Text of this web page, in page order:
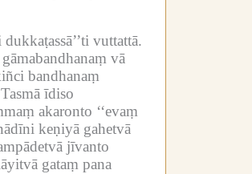
vuttattā.
vā
bandhanaṃ
Tasmā īdiso
akaronto ‘‘evaṃ
keṇiyā gahetvā
jīvanto
gataṃ pana